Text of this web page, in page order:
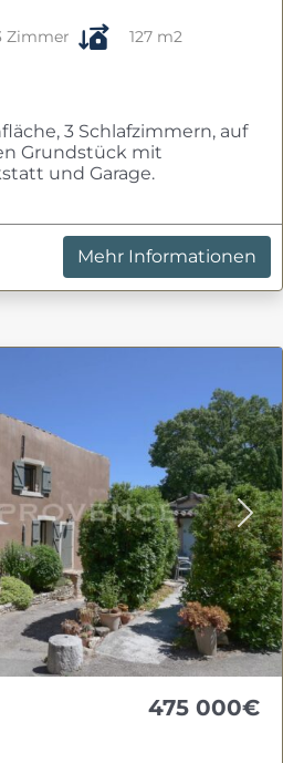
Zimmer 127 m2
3 Schlafzimmern, auf
Grundstück mit
und Garage.
Mehr Informationen
475 000€